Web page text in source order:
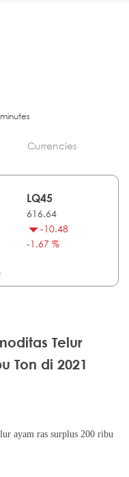
Currencies
LQ45
616.64
-10.48
-1.67 %
Telur
Ton di 2021
ayam ras surplus 200 ribu